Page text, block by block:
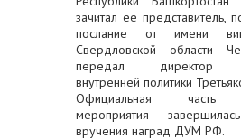
зачитал ее представитель,
послание от имени
Свердловской области
передал директор
внутренней политики
Официальная часть
мероприятия
вручения наград ДУМ РФ.